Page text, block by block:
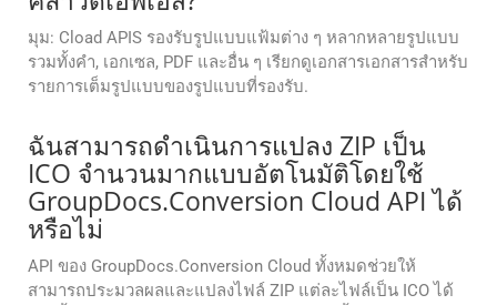
มุม: Cload APIS รองรับรูปแบบแฟ้มต่าง ๆ หลากหลายรูปแบบ
รวมทั้งคํา, เอกเซล, PDF และอื่น ๆ เรียกดูเอกสารเอกสารสําหรับ
รายการเต็มรูปแบบของรูปแบบที่รองรับ.
ฉันสามารถดำเนินการแปลง ZIP เป็น
ICO จำนวนมากแบบอัตโนมัติโดยใช้
GroupDocs.Conversion Cloud API ได้
หรือไม่
API ของ GroupDocs.Conversion Cloud ทั้งหมดช่วยให้
สามารถประมวลผลและแปลงไฟล์ ZIP แต่ละไฟล์เป็น ICO ได้